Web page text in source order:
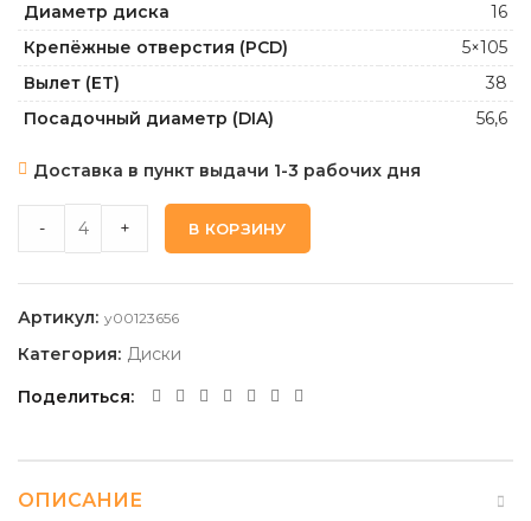
Диаметр диска
16
Крепёжные отверстия (PCD)
5×105
Вылет (ET)
38
Посадочный диаметр (DIA)
56,6
Доставка в пункт выдачи 1-3 рабочих дня
- + В КОРЗИНУ
Артикул: y00123656
Категория: Диски
Поделиться
ОПИСАНИЕ